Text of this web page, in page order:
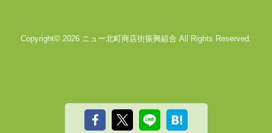
Copyright© 2026 ニュー北町商店街振興組合 All Rights Reserved.